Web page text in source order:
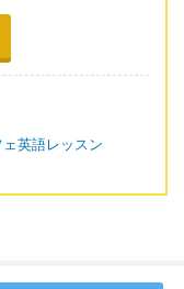
ェ英語レッスン